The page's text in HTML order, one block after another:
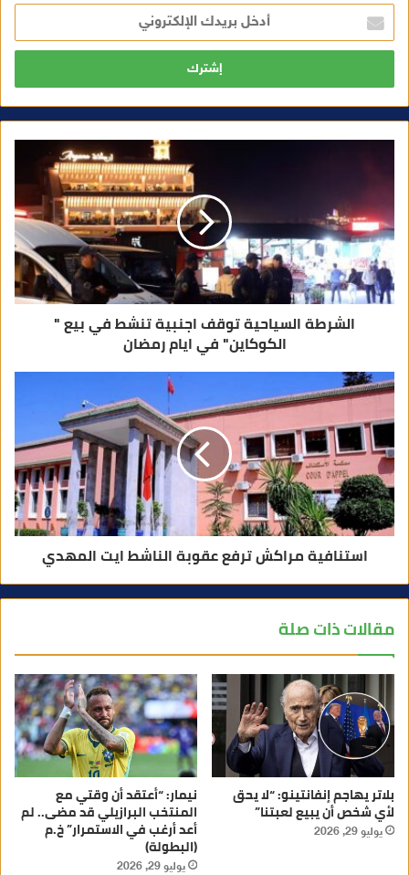
خ
ل
ر
ا
ت
ر
و
ي
الشرطة السياحية توقف اجنبية تنشط في بيع "
الكوكاين" في ايام رمضان
استنافية مراكش ترفع عقوبة الناشط ايت المهدي
مقالات ذات صلة
بلاتر يهاجم إنفانتينو: “لا يحق
لأي شخص أن يبيع لعبتنا”
يوليو 29, 2026
نيمار: “أعتقد أن وقتي مع
المنتخب البرازيلي قد مضى.. لم
أعد أرغب في الاستمرار” خ.م
(البطولة)
يوليو 29, 2026